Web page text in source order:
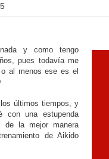
y como tengo
pues todavía me
al menos ese es el
últimos tiempos, y
con una estupenda
de la mejor manera
de Aikido